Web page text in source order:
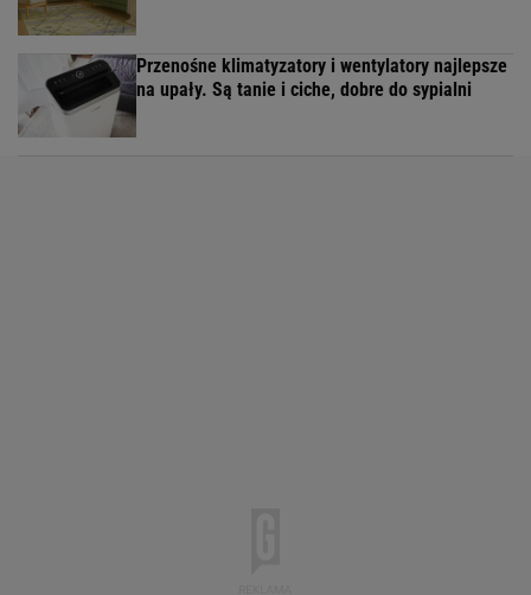
Przenośne klimatyzatory i wentylatory najlepsze
na upały. Są tanie i ciche, dobre do sypialni